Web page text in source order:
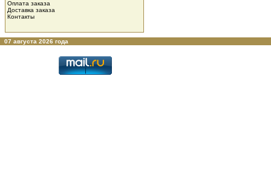
Оплата заказа
Доставка заказа
Контакты
07 августа 2026 года